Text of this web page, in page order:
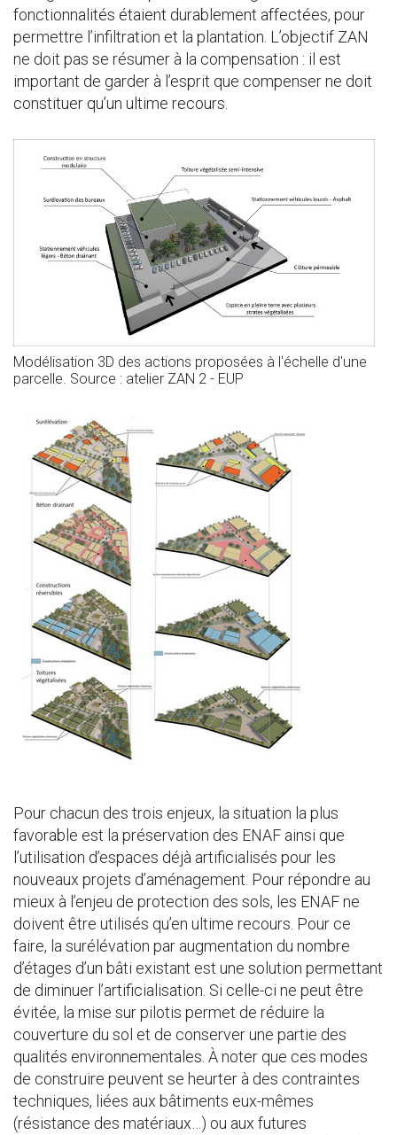
fonctionnalités étaient durablement affectées, pour
permettre l’infiltration et la plantation. L’objectif ZAN
ne doit pas se résumer à la compensation : il est
important de garder à l’esprit que compenser ne doit
constituer qu’un ultime recours.
Modélisation 3D des actions proposées à l'échelle d'une
parcelle. Source : atelier ZAN 2 - EUP
Pour chacun des trois enjeux, la situation la plus
favorable est la préservation des ENAF ainsi que
l’utilisation d’espaces déjà artificialisés pour les
nouveaux projets d’aménagement. Pour répondre au
mieux à l’enjeu de protection des sols, les ENAF ne
doivent être utilisés qu’en ultime recours. Pour ce
faire, la surélévation par augmentation du nombre
d’étages d’un bâti existant est une solution permettant
de diminuer l’artificialisation. Si celle-ci ne peut être
évitée, la mise sur pilotis permet de réduire la
couverture du sol et de conserver une partie des
qualités environnementales. À noter que ces modes
de construire peuvent se heurter à des contraintes
techniques, liées aux bâtiments eux-mêmes
(résistance des matériaux…) ou aux futures